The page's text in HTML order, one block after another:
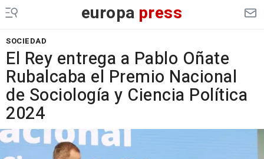
europa press
SOCIEDAD
El Rey entrega a Pablo Oñate
Rubalcaba el Premio Nacional
de Sociología y Ciencia Política
2024